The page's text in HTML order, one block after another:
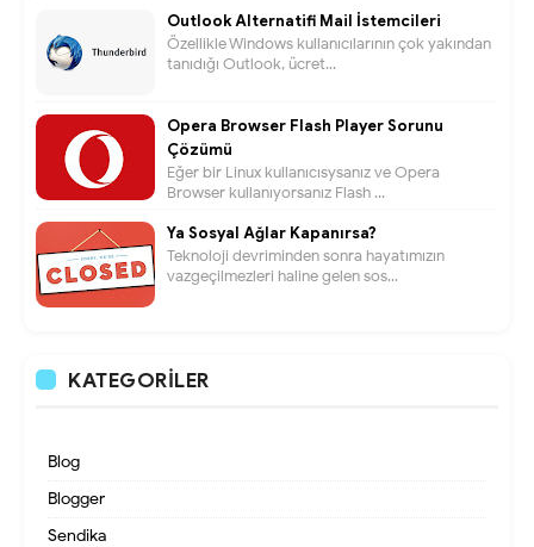
Outlook Alternatifi Mail İstemcileri
Özellikle Windows kullanıcılarının çok yakından
tanıdığı Outlook, ücret...
Opera Browser Flash Player Sorunu
Çözümü
Eğer bir Linux kullanıcısysanız ve Opera
Browser kullanıyorsanız Flash ...
Ya Sosyal Ağlar Kapanırsa?
Teknoloji devriminden sonra hayatımızın
vazgeçilmezleri haline gelen sos...
KATEGORILER
Blog
Blogger
Sendika